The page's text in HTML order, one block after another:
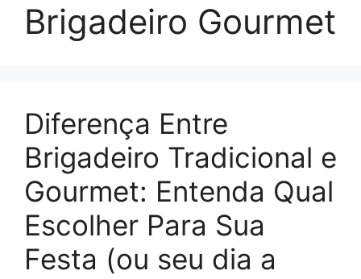
Brigadeiro Gourmet
Diferença Entre
Brigadeiro Tradicional e
Gourmet: Entenda Qual
Escolher Para Sua
Festa (ou seu dia a